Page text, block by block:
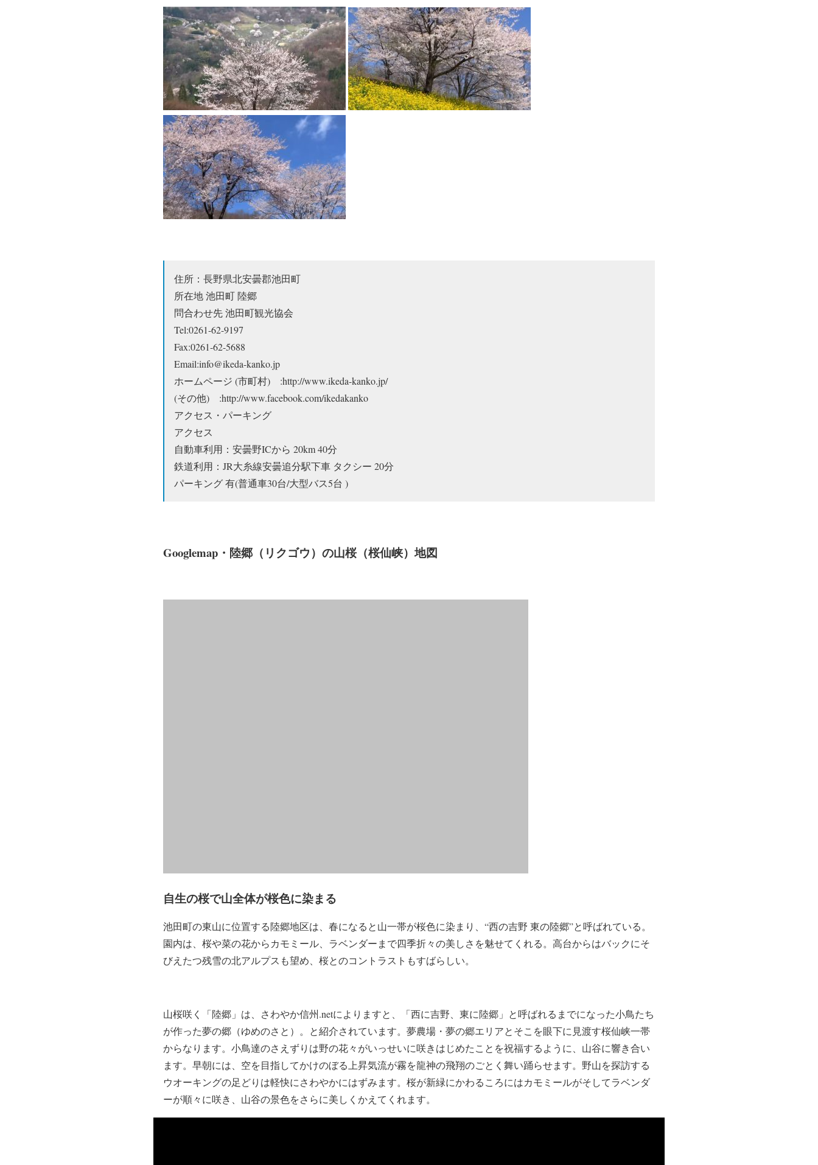
住所：長野県北安曇郡池田町
所在地 池田町 陸郷
問合わせ先 池田町観光協会
Tel:0261-62-9197
Fax:0261-62-5688
Email:info@ikeda-kanko.jp
ホームページ (市町村) :http://www.ikeda-kanko.jp/
(その他) :http://www.facebook.com/ikedakanko
アクセス・パーキング
アクセス
自動車利用：安曇野ICから 20km 40分
鉄道利用：JR大糸線安曇追分駅下車 タクシー 20分
パーキング 有(普通車30台/大型バス5台 )
Googlemap・陸郷（リクゴウ）の山桜（桜仙峡）地図
自生の桜で山全体が桜色に染まる
池田町の東山に位置する陸郷地区は、春になると山一帯が桜色に染まり、“西の吉野 東の陸郷”と呼ばれている。
園内は、桜や菜の花からカモミール、ラベンダーまで四季折々の美しさを魅せてくれる。高台からはバックにそ
びえたつ残雪の北アルプスも望め、桜とのコントラストもすばらしい。
山桜咲く「陸郷」は、さわやか信州.netによりますと、「西に吉野、東に陸郷」と呼ばれるまでになった小鳥たち
が作った夢の郷（ゆめのさと）。と紹介されています。夢農場・夢の郷エリアとそこを眼下に見渡す桜仙峡一帯
からなります。小鳥達のさえずりは野の花々がいっせいに咲きはじめたことを祝福するように、山谷に響き合い
ます。早朝には、空を目指してかけのぼる上昇気流が霧を龍神の飛翔のごとく舞い踊らせます。野山を探訪する
ウオーキングの足どりは軽快にさわやかにはずみます。桜が新緑にかわるころにはカモミールがそしてラベンダ
ーが順々に咲き、山谷の景色をさらに美しくかえてくれます。